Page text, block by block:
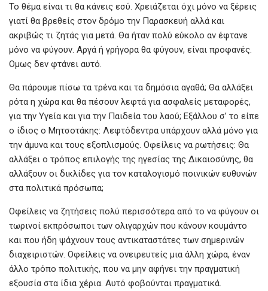
Το θέμα είναι τι θα κάνεις εσύ. Χρειάζεται όχι μόνο να ξέρεις
γιατί θα βρεθείς στον δρόμο την Παρασκευή αλλά και
ακριβώς τι ζητάς για μετά. Θα ήταν πολύ εύκολο αν έφτανε
μόνο να φύγουν. Αργά ή γρήγορα θα φύγουν, είναι προφανές.
Ομως δεν φτάνει αυτό.
Θα πάρουμε πίσω τα τρένα και τα δημόσια αγαθά; Θα αλλάξει
ρότα η χώρα και θα πέσουν λεφτά για ασφαλείς μεταφορές,
για την Υγεία και για την Παιδεία του λαού; Εξάλλου σ’ το είπε
ο ίδιος ο Μητσοτάκης: Λεφτόδεντρα υπάρχουν αλλά μόνο για
την άμυνα και τους εξοπλισμούς. Οφείλεις να ρωτήσεις: Θα
αλλάξει ο τρόπος επιλογής της ηγεσίας της Δικαιοσύνης, θα
αλλάξουν οι δικλίδες για τον καταλογισμό ποινικών ευθυνών
στα πολιτικά πρόσωπα;
Οφείλεις να ζητήσεις πολύ περισσότερα από το να φύγουν οι
τωρινοί εκπρόσωποι των ολιγαρχών που κάνουν κουμάντο
και που ήδη ψάχνουν τους αντικαταστάτες των σημερινών
διαχειριστών. Οφείλεις να ονειρευτείς μια άλλη χώρα, έναν
άλλο τρόπο πολιτικής, που να μην αφήνει την πραγματική
εξουσία στα ίδια χέρια. Αυτό φοβούνται πραγματικά.